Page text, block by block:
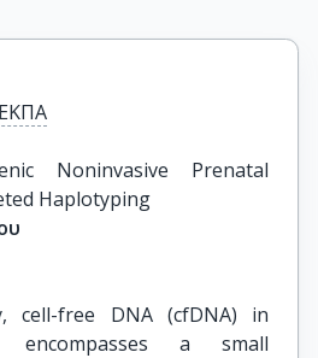
Noninvasive Prenatal
Haplotyping
cell-free DNA (cfDNA) in
encompasses a small